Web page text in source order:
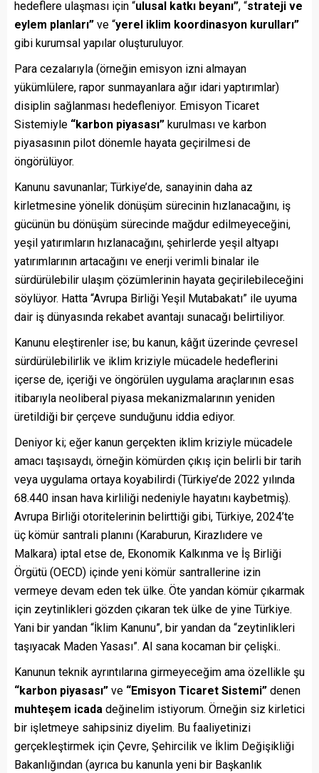
hedeflere ulaşması için “ulusal katkı beyanı”, “strateji ve
eylem planları” ve “yerel iklim koordinasyon kurulları”
gibi kurumsal yapılar oluşturuluyor.
Para cezalarıyla (örneğin emisyon izni almayan
yükümlülere, rapor sunmayanlara ağır idari yaptırımlar)
disiplin sağlanması hedefleniyor. Emisyon Ticaret
Sistemiyle “karbon piyasası” kurulması ve karbon
piyasasının pilot dönemle hayata geçirilmesi de
öngörülüyor.
Kanunu savunanlar; Türkiye’de, sanayinin daha az
kirletmesine yönelik dönüşüm sürecinin hızlanacağını, iş
gücünün bu dönüşüm sürecinde mağdur edilmeyeceğini,
yeşil yatırımların hızlanacağını, şehirlerde yeşil altyapı
yatırımlarının artacağını ve enerji verimli binalar ile
sürdürülebilir ulaşım çözümlerinin hayata geçirilebileceğini
söylüyor. Hatta “Avrupa Birliği Yeşil Mutabakatı” ile uyuma
dair iş dünyasında rekabet avantajı sunacağı belirtiliyor.
Kanunu eleştirenler ise; bu kanun, kâğıt üzerinde çevresel
sürdürülebilirlik ve iklim kriziyle mücadele hedeflerini
içerse de, içeriği ve öngörülen uygulama araçlarının esas
itibarıyla neoliberal piyasa mekanizmalarının yeniden
üretildiği bir çerçeve sunduğunu iddia ediyor.
Deniyor ki; eğer kanun gerçekten iklim kriziyle mücadele
amacı taşısaydı, örneğin kömürden çıkış için belirli bir tarih
veya uygulama ortaya koyabilirdi (Türkiye’de 2022 yılında
68.440 insan hava kirliliği nedeniyle hayatını kaybetmiş).
Avrupa Birliği otoritelerinin belirttiği gibi, Türkiye, 2024’te
üç kömür santrali planını (Karaburun, Kirazlıdere ve
Malkara) iptal etse de, Ekonomik Kalkınma ve İş Birliği
Örgütü (OECD) içinde yeni kömür santrallerine izin
vermeye devam eden tek ülke. Öte yandan kömür çıkarmak
için zeytinlikleri gözden çıkaran tek ülke de yine Türkiye.
Yani bir yandan “İklim Kanunu”, bir yandan da “zeytinlikleri
taşıyacak Maden Yasası”. Al sana kocaman bir çelişki..
Kanunun teknik ayrıntılarına girmeyeceğim ama özellikle şu
“karbon piyasası” ve “Emisyon Ticaret Sistemi” denen
muhteşem icada değinelim istiyorum. Örneğin siz kirletici
bir işletmeye sahipsiniz diyelim. Bu faaliyetinizi
gerçekleştirmek için Çevre, Şehircilik ve İklim Değişikliği
Bakanlığından (ayrıca bu kanunla yeni bir Başkanlık